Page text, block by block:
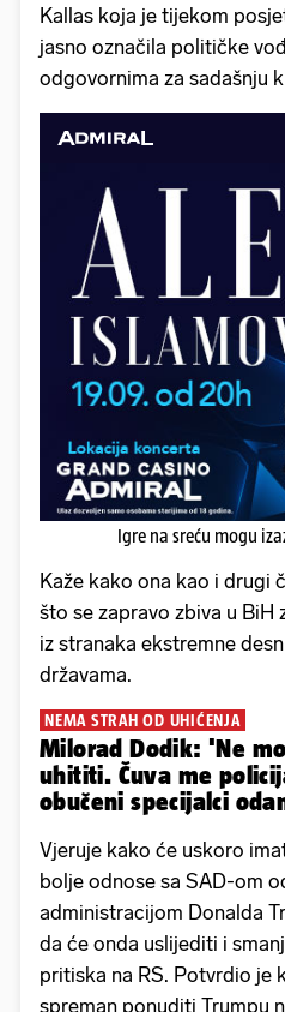
Kallas koja je tijekom
jasno označila političke
odgovornima za sadašnju
Igre na sreću mogu
Kaže kako ona kao i drugi
što se zapravo zbiva u
iz stranaka ekstremne
državama.
NEMA STRAH OD UHIĆENJA
Milorad Dodik: 'Ne
uhititi. Čuva me
obučeni specijalci
Vjeruje kako će uskoro
bolje odnose sa SAD-om
administracijom Donalda
da će onda uslijediti i
pritiska na RS. Potvrdio je
spreman ponuditi Trumpu